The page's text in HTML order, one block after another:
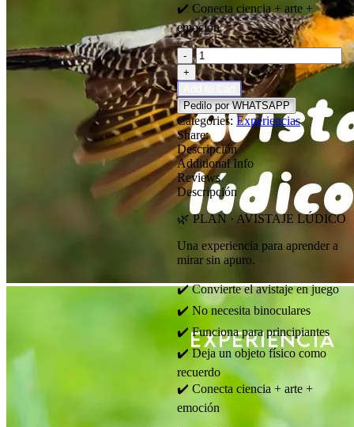
✔️ Conecta ciencia + arte +
emoción
-
Avistaje
lúdico
cantidad
+
Pedilo por WHATSAPP
Categories: Experiencias
Share:
Descripción
Additional Info
Reviews
Descripción
🌿 PLAN · AVISTAJE LÚDICO
Una experiencia para aprender a
mirar sin apuro.
✔️ Convierte el avistaje en juego
✔️ No necesita binoculares
✔️ Funciona para principiantes
✔️ Deja un objeto físico como
recuerdo
✔️ Conecta ciencia + arte +
emoción